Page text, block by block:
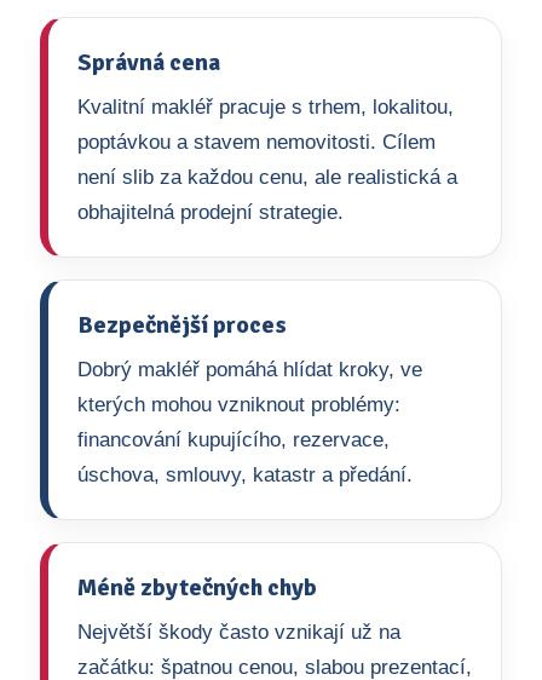
Správná cena
Kvalitní makléř pracuje s trhem, lokalitou,
poptávkou a stavem nemovitosti. Cílem
není slib za každou cenu, ale realistická a
obhajitelná prodejní strategie.
Bezpečnější proces
Dobrý makléř pomáhá hlídat kroky, ve
kterých mohou vzniknout problémy:
financování kupujícího, rezervace,
úschova, smlouvy, katastr a předání.
Méně zbytečných chyb
Největší škody často vznikají už na
začátku: špatnou cenou, slabou prezentací,